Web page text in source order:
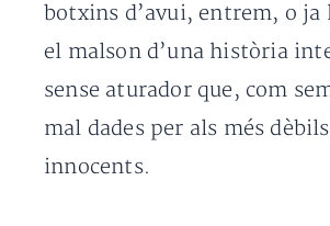
botxins d’avui, entrem, o ja
el malson d’una història
sense aturador que, com
mal dades per als més
innocents.